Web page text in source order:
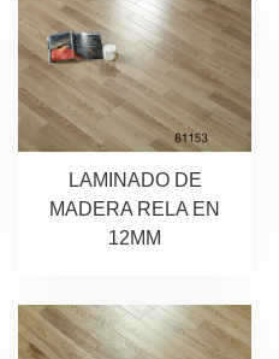
LAMINADO DE
MADERA RELA EN
12MM